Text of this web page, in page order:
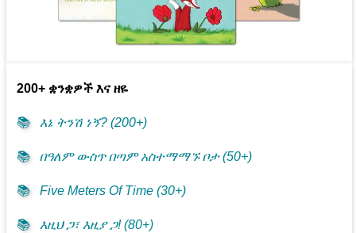
200+ ቋንቋዎች እና ዘዬ
📚 እኔ ትንሽ ነኝ? (200+)
📚 በዓለም ውስጥ በጣም አስተማማኙ ቦታ (50+)
📚 Five Meters Of Time (30+)
📚 እዚህ ጋ፣ እዚያ ጋ! (80+)